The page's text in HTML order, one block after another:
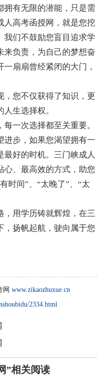
拥有无限的潜能，只是需
人高考函授网，就是您挖
我们不鼓励您盲目追求学
来负责，为自己的梦想奋
扇扇曾经紧闭的大门，
，您不仅获得了知识，更
生选择权。
一次选择都至关重要。
进步，如果您渴望拥有一
好的时机。三门峡成人
心、最高效的方式，助您
时间”、“太晚了”、“太
，用学历铸就辉煌，在三
，扬帆起航，驶向属于您
网 www.zikaozhuxue.cn
2334.html
”相关阅读